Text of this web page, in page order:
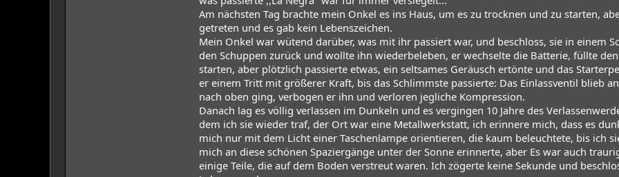
Am nächsten Tag brachte mein Onkel es ins Haus, um es zu trocknen und zu starten,
getreten und es gab kein Lebenszeichen.
Mein Onkel war wütend darüber, was mit ihr passiert war, und beschloss, sie in einem
den Schuppen zurück und wollte ihn wiederbeleben, er wechselte die Batterie, füllte
starten, aber plötzlich passierte etwas, ein seltsames Geräusch ertönte und das
er einem Tritt mit größerer Kraft, bis das Schlimmste passierte: Das Einlassventil blieb
nach oben ging, verbogen er ihn und verloren jegliche Kompression.
Danach lag es völlig verlassen im Dunkeln und es vergingen 10 Jahre des
dem ich sie wieder traf, der Ort war eine Metallwerkstatt, ich erinnere mich, dass es
mich nur mit dem Licht einer Taschenlampe orientieren, die kaum beleuchtete, bis ich
mich an diese schönen Spaziergänge unter der Sonne erinnerte, aber Es war auch
einige Teile, die auf dem Boden verstreut waren. Ich zögerte keine Sekunde und